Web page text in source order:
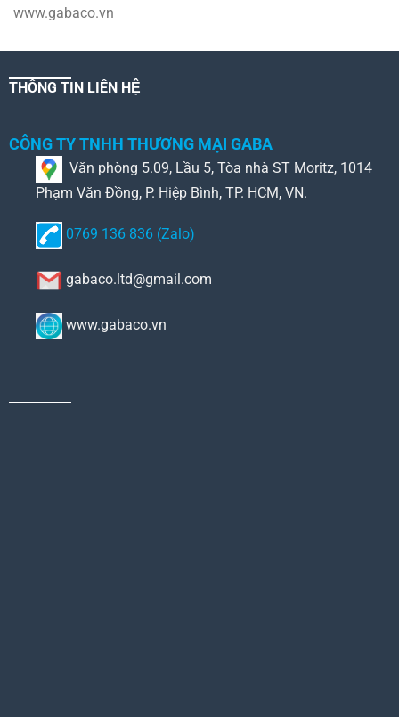
www.gabaco.vn
THÔNG TIN LIÊN HỆ
CÔNG TY TNHH THƯƠNG MẠI GABA
Văn phòng 5.09, Lầu 5, Tòa nhà ST Moritz, 1014
Phạm Văn Đồng, P. Hiệp Bình, TP. HCM, VN.
0769 136 836 (Zalo)
gabaco.ltd@gmail.com
www.gabaco.vn